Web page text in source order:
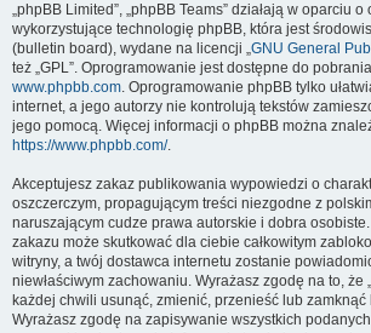
„phpBB Limited”, „phpBB Teams” działają w oparciu
wykorzystujące technologię phpBB, która jest
(bulletin board), wydane na licencji „GNU General
też „GPL”. Oprogramowanie jest dostępne do
www.phpbb.com. Oprogramowanie phpBB tylko
internet, a jego autorzy nie kontrolują tekstów
jego pomocą. Więcej informacji o phpBB można
https://www.phpbb.com/.
Akceptujesz zakaz publikowania wypowiedzi o
oszczerczym, propagującym treści niezgodne z
naruszającym cudze prawa autorskie i dobra
zakazu może skutkować dla ciebie całkowitym
witryny, a twój dostawca internetu zostanie
niewłaściwym zachowaniu. Wyrażasz zgodę na to, że
każdej chwili usunąć, zmienić, przenieść lub zamknąć
Wyrażasz zgodę na zapisywanie wszystkich